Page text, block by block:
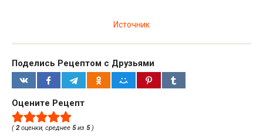
Источник
Поделись Рецептом с Друзьями
Оцените Рецепт
( 2оценки, среднее 5из 5)